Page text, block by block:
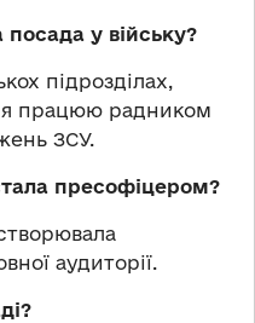
у війську?
підрозділах,
я працюю радником
ЗСУ.
пресофіцером?
аудиторії.